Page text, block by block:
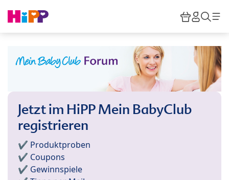
HiPP
Jetzt im HiPP Mein BabyClub
registrieren
✔️ Produktproben
✔️ Coupons
✔️ Gewinnspiele